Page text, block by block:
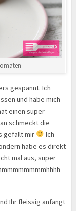
gespannt. Ich
und habe mich
einen super
schmeckt die
gefällt mir
Ich
habe es direkt
mal aus, super
Ihr fleissig anfangt